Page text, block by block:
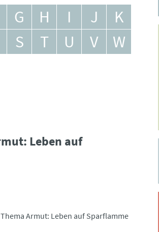
G H I J
K
S T U V
W
Leben auf
Armut: Leben auf Sparflamme